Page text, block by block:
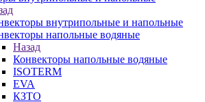
внутрипольные и напольные
напольные водяные
Назад
Конвекторы напольные водяные
ISOTERM
EVA
КЗТО